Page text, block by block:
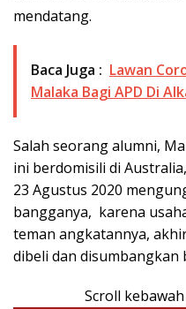
mendatang.
Baca Juga : Lawan
Malaka Bagi APD Di
Salah seorang alumni,
ini berdomisili di
23 Agustus 2020
bangganya, karena
teman angkatannya,
dibeli dan disumbangkan
Scroll